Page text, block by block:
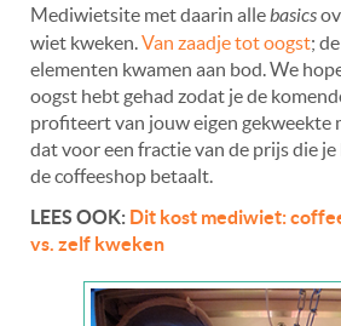
Mediwietsite met daarin allebasics
wiet kweken.Van zaadje tot oogst;
elementen kwamen aan bod. We
oogst hebt gehad zodat je de
profiteert van jouw eigen gekweekte
dat voor een fractie van de prijs die
de coffeeshop betaalt.
LEES OOK: Dit kost mediwiet:
vs. zelf kweken